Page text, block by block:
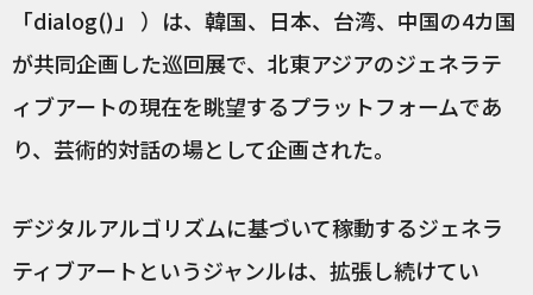
「dialog()」 ）は、韓国、日本、台湾、中国の4カ国
が共同企画した巡回展で、北東アジアのジェネラテ
ィブアートの現在を眺望するプラットフォームであ
り、芸術的対話の場として企画された。
デジタルアルゴリズムに基づいて稼動するジェネラ
ティブアートというジャンルは、拡張し続けてい